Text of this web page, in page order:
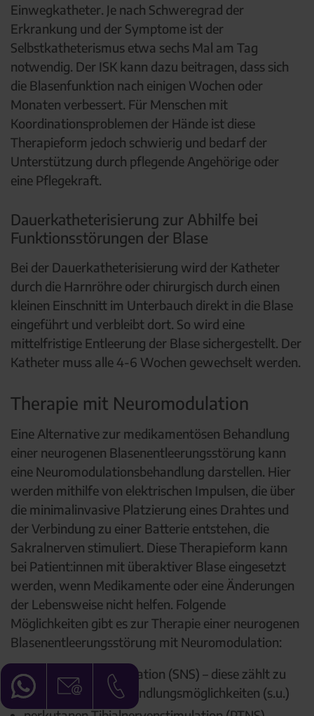
Einwegkatheter. Je nach Schweregrad der
Erkrankung und der Symptome ist der
Selbstkatheterismus etwa sechs Mal am Tag
notwendig. Der ISK kann dazu beitragen, dass sich
die Blasenfunktion nach einigen Wochen oder
Monaten verbessert. Für Menschen mit
Koordinationsproblemen der Hände ist diese
Therapieform jedoch schwierig und bedarf der
Unterstützung durch pflegende Angehörige oder
eine Pflegekraft.
Dauerkatheterisierung zur Abhilfe bei
Funktionsstörungen der Blase
Bei der Dauerkatheterisierung wird der Katheter
durch die Harnröhre oder chirurgisch durch einen
kleinen Einschnitt im Unterbauch direkt in die Blase
eingeführt und verbleibt dort. So wird eine
mittelfristige Entleerung der Blase sichergestellt. Der
Katheter muss alle 4-6 Wochen gewechselt werden.
Therapie mit Neuromodulation
Eine Alternative zur medikamentösen Behandlung
einer neurogenen Blasenentleerungsstörung kann
eine Neuromodulationsbehandlung darstellen. Hier
werden mithilfe von elektrischen Impulsen, die über
die minimalinvasive Platzierung eines Drahtes und
der Verbindung zu einer Batterie entstehen, die
Sakralnerven stimuliert. Diese Therapieform kann
bei Patient:innen mit überaktiver Blase eingesetzt
werden, wenn Medikamente oder eine Änderungen
der Lebensweise nicht helfen. Folgende
Möglichkeiten gibt es zur Therapie einer neurogenen
Blasenentleerungsstörung mit Neuromodulation:
sakrale Neuromodulation (SNS) – diese zählt zu
den operativen Behandlungsmöglichkeiten (s.u.)